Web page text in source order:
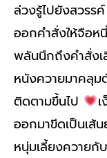
ล่วงรู้ไปยังสวรร
ออกคำสั่งให้จือห
พลันนึกถึงคำสั่งเ
หนังควายมาคลุม
ติดตามขึ้นไป
ออกมาขีดเป็นเส้
หนุ่มเลี้ยงควาย